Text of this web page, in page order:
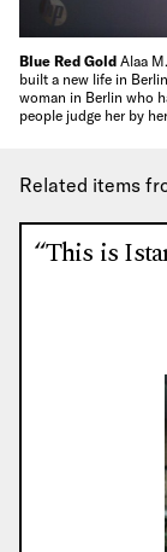
Blue Red Gold Alaa
built a new life in
woman in Berlin who
people judge her by
Related items
“This is